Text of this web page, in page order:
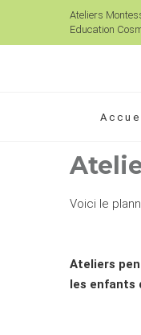
Ateliers
Education
Voici le
Ateliers
les enfants